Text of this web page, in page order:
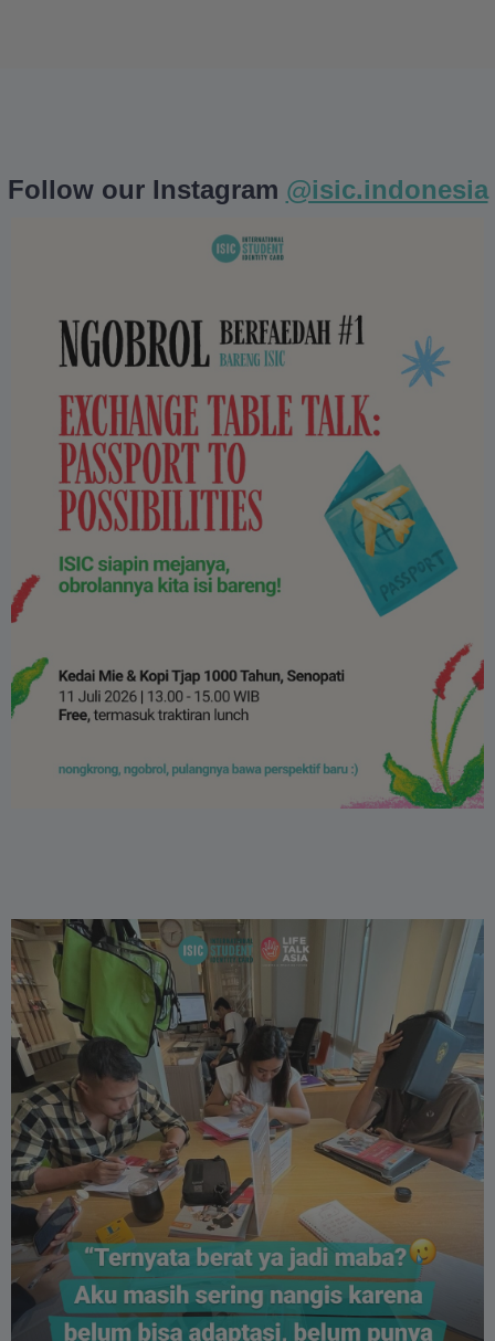
Follow our Instagram @isic.indonesia